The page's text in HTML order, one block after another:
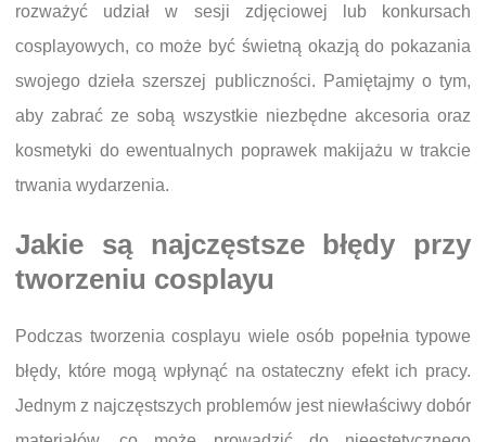
rozważyć udział w sesji zdjęciowej lub konkursach
cosplayowych, co może być świetną okazją do pokazania
swojego dzieła szerszej publiczności. Pamiętajmy o tym,
aby zabrać ze sobą wszystkie niezbędne akcesoria oraz
kosmetyki do ewentualnych poprawek makijażu w trakcie
trwania wydarzenia.
Jakie są najczęstsze błędy przy
tworzeniu cosplayu
Podczas tworzenia cosplayu wiele osób popełnia typowe
błędy, które mogą wpłynąć na ostateczny efekt ich pracy.
Jednym z najczęstszych problemów jest niewłaściwy dobór